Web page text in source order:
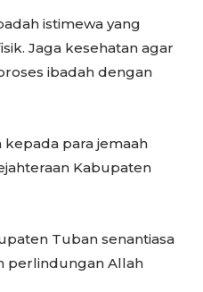
istimewa yang
Jaga kesehatan agar
ibadah dengan
para jemaah
Kabupaten
Tuban senantiasa
perlindungan Allah